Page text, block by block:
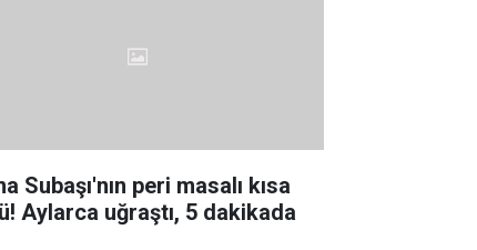
Subaşı'nın peri masalı kısa
Aylarca uğraştı, 5 dakikada